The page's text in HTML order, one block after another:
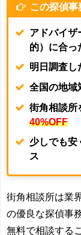
この探偵事
アドバイザ
的）に合っ
明日調査し
全国の地域
街角相談所
40%OFF
少しでも安
ス
街角相談所は業
の優良な探偵事
無料で相談する